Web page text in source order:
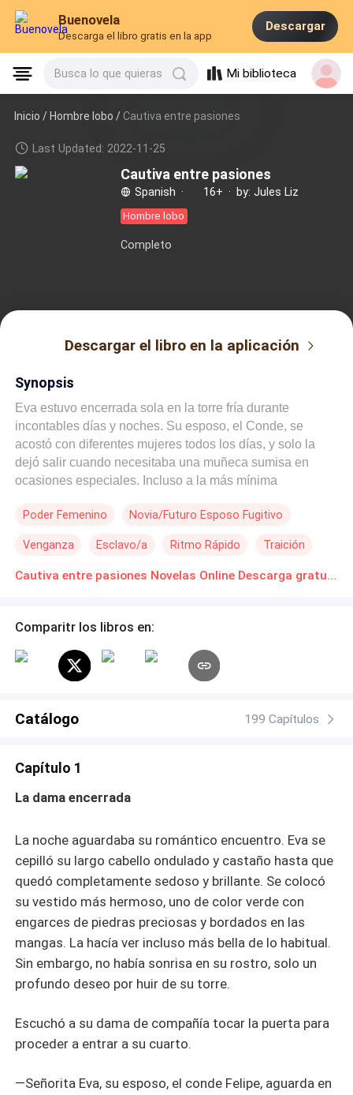
Buenovela
Descarga el libro gratis en la app
Descargar
Busca lo que quieras Mi biblioteca
Inicio /Hombre lobo / Cautiva entre pasiones
Last Updated: 2022-11-25
Cautiva entre pasiones
Spanish · 16+ · by: Jules Liz
Hombre lobo
Completo
Descargar el libro en la aplicación
Synopsis
Eva estuvo encerrada sola en la torre fría durante
incontables días y noches. Su esposo, el Conde, se
acostó con diferentes mujeres todos los días, y solo la
dejó salir cuando necesitaba una muñeca sumisa en
ocasiones especiales. Incluso a la más mínima
lo que la hacía tener terribles pesadillas todos los días y
oportunidad y escapó fuera de esta cárcel de hielo y
nieve... hasta que se encontró un cálido abrazo de un
Poder Femenino Novia/Futuro Esposo Fugitivo
Venganza Esclavo/a Ritmo Rápido Traición
Romance oscuro Licántropo Cautiva entre pasiones Novelas Online Descarga gratuita de PDF
Comparitr los libros en:
Catálogo 199 Capítulos
Capítulo 1
La dama encerrada
La noche aguardaba su romántico encuentro. Eva se
cepilló su largo cabello ondulado y castaño hasta que
quedó completamente sedoso y brillante. Se colocó
su vestido más hermoso, uno de color verde con
engarces de piedras preciosas y bordados en las
mangas. La hacía ver incluso más bella de lo habitual.
Sin embargo, no había sonrisa en su rostro, solo un
profundo deseo por huir de su torre.
Escuchó a su dama de compañía tocar la puerta para
proceder a entrar a su cuarto.
—Señorita Eva, su esposo, el conde Felipe, aguarda en